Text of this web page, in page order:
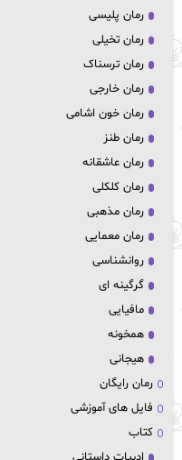
رمان پلیسی
رمان تخیلی
رمان ترسناک
رمان خارجی
رمان خون اشامی
رمان طنز
رمان عاشقانه
رمان کلکلی
رمان مذهبی
رمان معمایی
روانشناسی
گرگینه ای
مافیایی
همخونه
هیجانی
رمان رایگان
فایل های آموزشی
کتاب